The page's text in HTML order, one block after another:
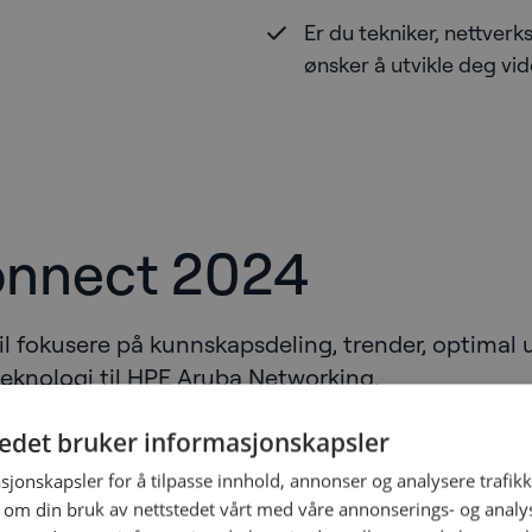
Er du tekniker,
ønsker å utvikle deg
2024
fokusere på kunnskapsdeling, trender,
til HPE Aruba Networking.
få muligheten til å se hvordan du kan designe
utfordringer. Her treffer du arkitekter fra HPE
Aruba kunder.
bruker informasjonskapsler
for å tilpasse innhold, annonser og analysere
din bruk av nettstedet vårt med våre annonserings- og